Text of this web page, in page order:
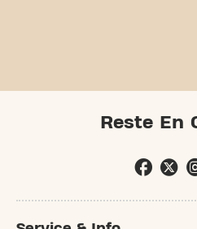
Reste En